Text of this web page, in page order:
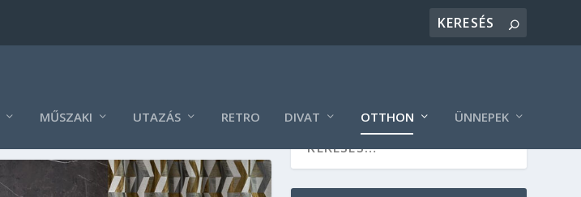
MŰSZAKI UTAZÁS RETRO DIVAT OTTHON ÜNNEPEK